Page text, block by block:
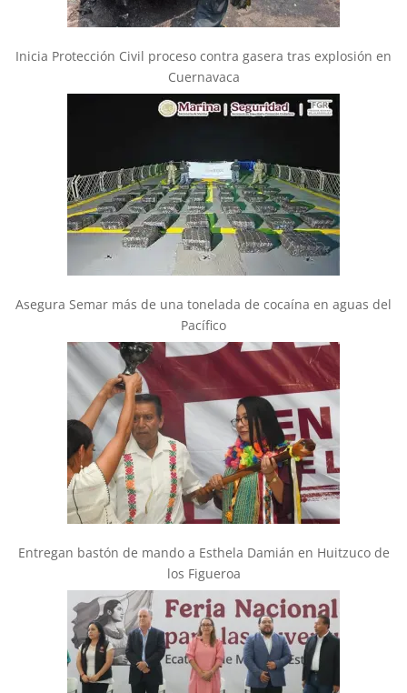
Inicia Protección Civil proceso contra gasera tras explosión en
Cuernavaca
Asegura Semar más de una tonelada de cocaína en aguas del
Pacífico
Entregan bastón de mando a Esthela Damián en Huitzuco de
los Figueroa